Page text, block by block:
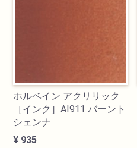
ホルベイン アクリリック
［インク］AI911 バーント
シェンナ
¥ 935